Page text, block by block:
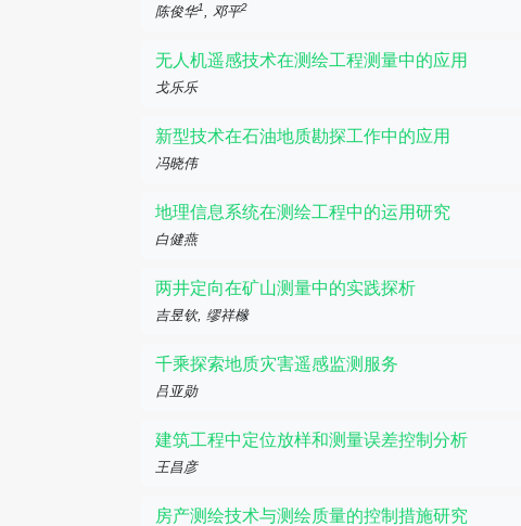
陈俊华1, 邓平2
无人机遥感技术在测绘工程测量中的应用
戈乐乐
新型技术在石油地质勘探工作中的应用
冯晓伟
地理信息系统在测绘工程中的运用研究
白健燕
两井定向在矿山测量中的实践探析
吉昱钦, 缪祥橼
千乘探索地质灾害遥感监测服务
吕亚勋
建筑工程中定位放样和测量误差控制分析
王昌彦
房产测绘技术与测绘质量的控制措施研究